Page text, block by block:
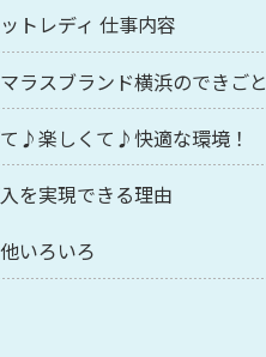
トレディ 仕事内容
ラスブランド横浜のできごと
♪楽しくて♪快適な環境！
を実現できる理由
いろいろ